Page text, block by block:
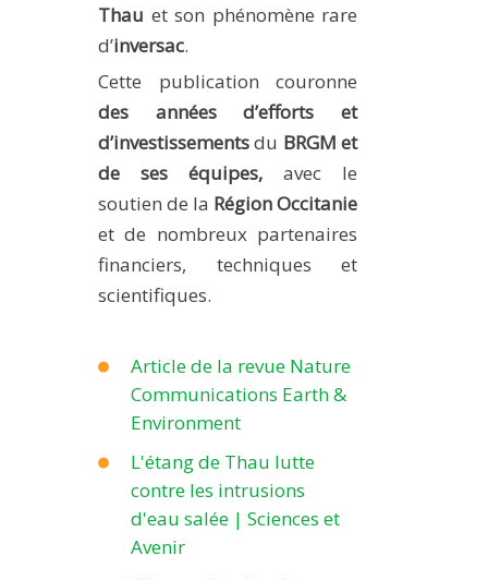
THEMATIC NOTES
FOR THE PUBLIC
Thau et son phénomène rare
d’inversac.
Cette publication couronne
des années d’efforts et
d’investissementsdu BRGM et
de ses équipes, avec le
soutien de la Région Occitanie
et de nombreux partenaires
financiers, techniques et
scientifiques.
Article de la revue Nature
Communications Earth &
Environment
L'étang de Thau lutte
contre les intrusions
d'eau salée | Sciences et
Avenir